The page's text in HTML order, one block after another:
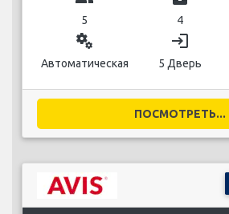
5 4
miscellaneous_services
Автоматическая
login
5 Дверь
ПОСМОТРЕТЬ...